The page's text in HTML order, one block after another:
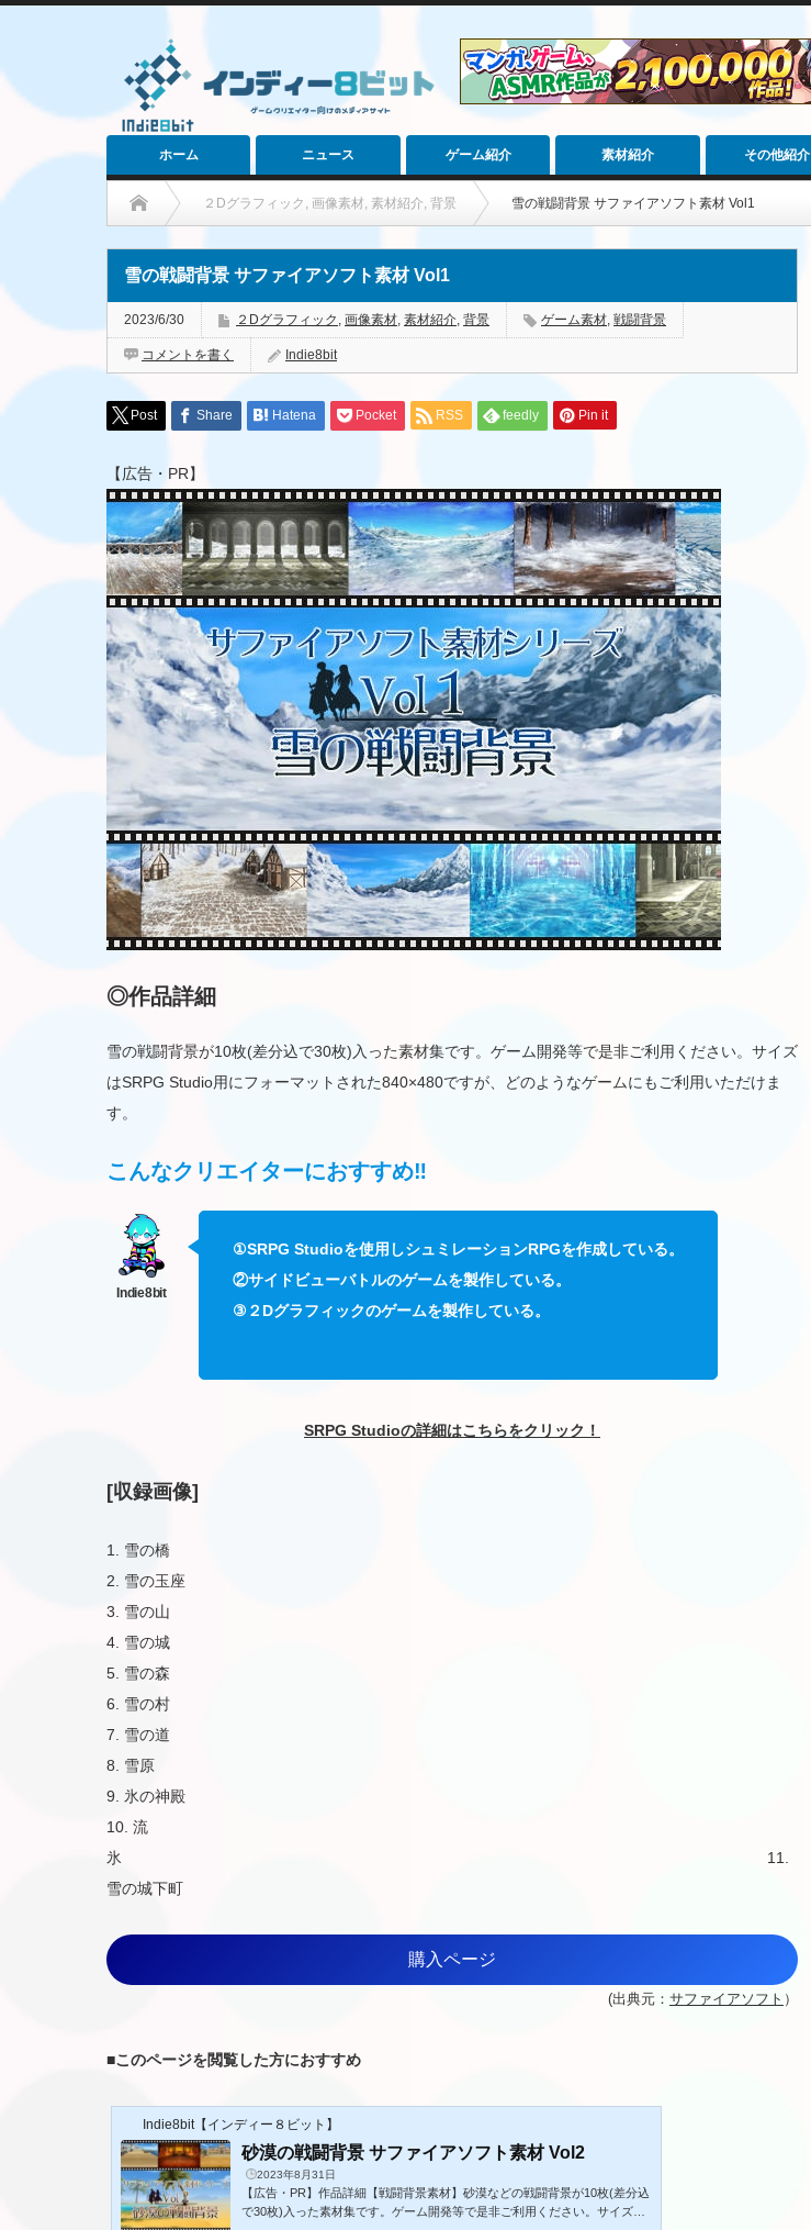
ホーム ニュース ゲーム紹介 素材紹介 その他紹介
２Dグラフィック , 画像素材, 素材紹介, 背景 雪の戦闘背景 サファイアソフト素材 Vol1
雪の戦闘背景 サファイアソフト素材 Vol1
2023/6/30 ２Dグラフィック , 画像素材, 素材紹介, 背景 ゲーム素材, 戦闘背景
コメントを書く Indie8bit
Post Share Hatena Pocket RSS feedly Pin it
【広告・PR】
◎作品詳細
雪の戦闘背景が10枚(差分込で30枚)入った素材集です。ゲーム開発等で是非ご利用ください。サイズ
はSRPG Studio用にフォーマットされた840×480ですが、どのようなゲームにもご利用いただけま
す。
こんなクリエイターにおすすめ‼
①SRPG Studioを使用しシュミレーションRPGを作成している。
②サイドビューバトルのゲームを製作している。
③２Dグラフィックのゲームを製作している。
SRPG Studioの詳細はこちらをクリック！
[収録画像]
1. 雪の橋
2. 雪の玉座
3. 雪の山
4. 雪の城
5. 雪の森
6. 雪の村
7. 雪の道
8. 雪原
9. 氷の神殿
10. 流
氷 11.
雪の城下町
購入ページ
(出典元： サファイアソフト ）
■このページを閲覧した方におすすめ
Indie8bit【インディー８ビット】
砂漠の戦闘背景 サファイアソフト素材 Vol2
2023年8月31日
【広告・PR】作品詳細【戦闘背景素材】砂漠などの戦闘背景が10枚(差分込
で30枚)入った素材集です。ゲーム開発等で是非ご利用ください。サイズは